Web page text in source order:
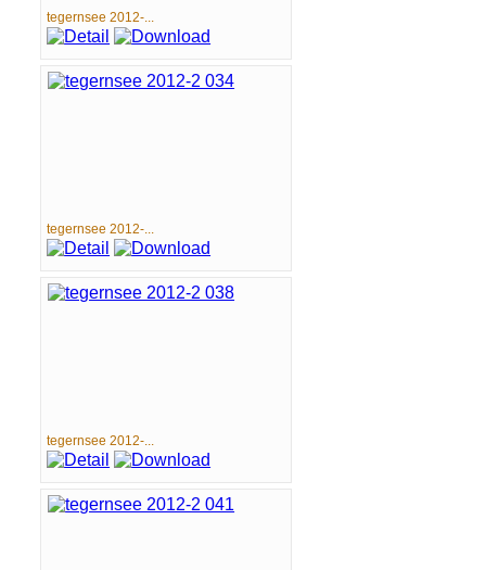
tegernsee 2012-...
tegernsee 2012-...
tegernsee 2012-...